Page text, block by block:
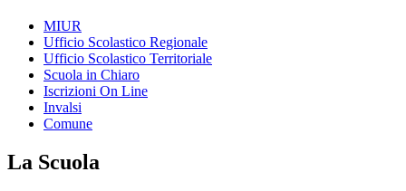
MIUR
Ufficio Scolastico Regionale
Ufficio Scolastico Territoriale
Scuola in Chiaro
Iscrizioni On Line
Invalsi
Comune
La Scuola